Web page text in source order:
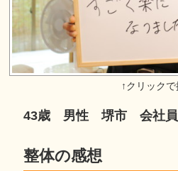
43歳 男性 堺市 会社員
整体の感想